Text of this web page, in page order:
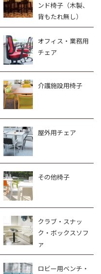
ンド椅子（木製、
背もたれ無し）
オフィス・業務用
チェア
介護施設用椅子
屋外用チェア
その他椅子
クラブ・スナッ
ク・ボックスソフ
ァ
ロビー用ベンチ・